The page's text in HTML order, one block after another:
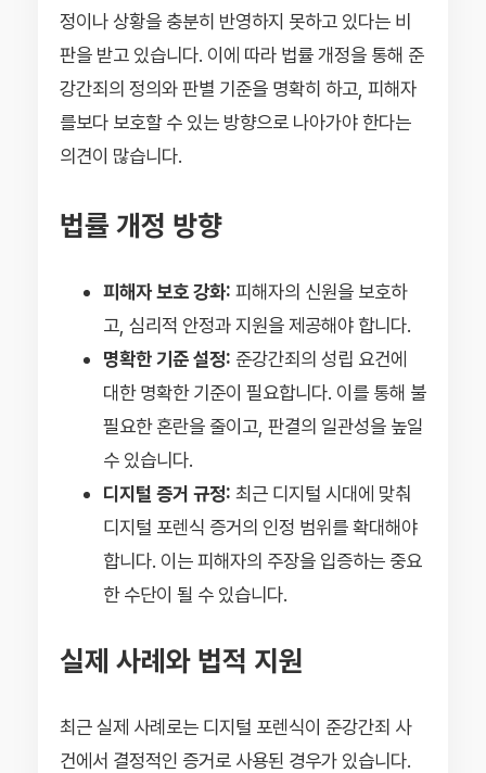
정이나 상황을 충분히 반영하지 못하고 있다는 비
판을 받고 있습니다. 이에 따라 법률 개정을 통해 준
강간죄의 정의와 판별 기준을 명확히 하고, 피해자
를보다 보호할 수 있는 방향으로 나아가야 한다는
의견이 많습니다.
법률 개정 방향
피해자 보호 강화: 피해자의 신원을 보호하
고, 심리적 안정과 지원을 제공해야 합니다.
명확한 기준 설정: 준강간죄의 성립 요건에
대한 명확한 기준이 필요합니다. 이를 통해 불
필요한 혼란을 줄이고, 판결의 일관성을 높일
수 있습니다.
디지털 증거 규정: 최근 디지털 시대에 맞춰
디지털 포렌식 증거의 인정 범위를 확대해야
합니다. 이는 피해자의 주장을 입증하는 중요
한 수단이 될 수 있습니다.
실제 사례와 법적 지원
최근 실제 사례로는 디지털 포렌식이 준강간죄 사
건에서 결정적인 증거로 사용된 경우가 있습니다.